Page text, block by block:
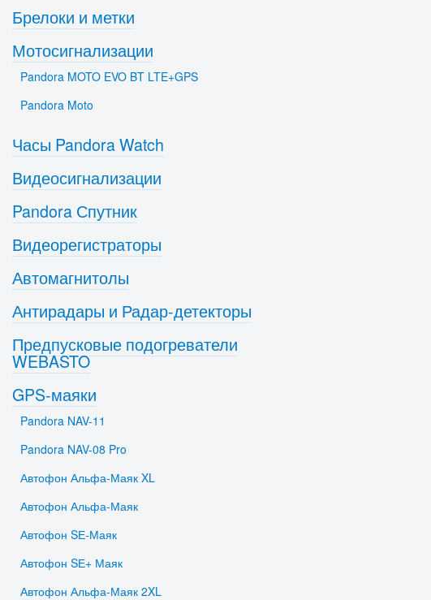
Брелоки и метки
Мотосигнализации
Pandora MOTO EVO BT LTE+GPS
Pandora Moto
Часы Pandora Watch
Видеосигнализации
Pandora Спутник
Видеорегистраторы
Автомагнитолы
Антирадары и Радар-детекторы
Предпусковые подогреватели
WEBASTO
GPS-маяки
Pandora NAV-11
Pandora NAV-08 Pro
Автофон Альфа-Маяк XL
Автофон Альфа-Маяк
Автофон SЕ-Маяк
Автофон SЕ+ Маяк
Автофон Альфа-Маяк 2XL